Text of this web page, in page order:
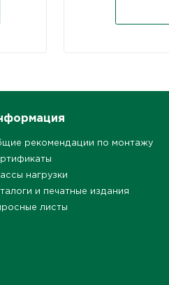
рекомендации по монтажу
нагрузки
и печатные издания
листы